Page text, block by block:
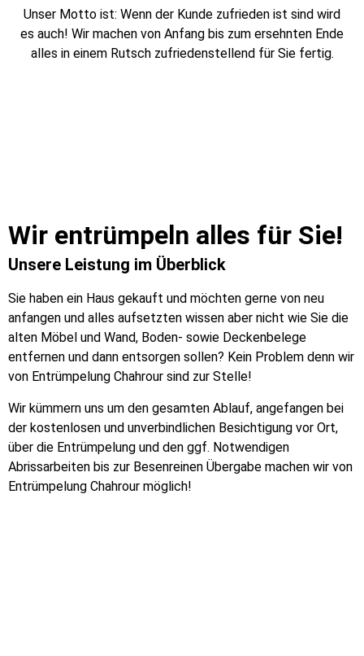
Unser Motto ist: Wenn der Kunde zufrieden ist sind wird
es auch! Wir machen von Anfang bis zum ersehnten Ende
alles in einem Rutsch zufriedenstellend für Sie fertig.
Wir entrümpeln alles für Sie!
Unsere Leistung im Überblick
Sie haben ein Haus gekauft und möchten gerne von neu
anfangen und alles aufsetzten wissen aber nicht wie Sie die
alten Möbel und Wand, Boden- sowie Deckenbelege
entfernen und dann entsorgen sollen? Kein Problem denn wir
von Entrümpelung Chahrour sind zur Stelle!
Wir kümmern uns um den gesamten Ablauf, angefangen bei
der kostenlosen und unverbindlichen Besichtigung vor Ort,
über die Entrümpelung und den ggf. Notwendigen
Abrissarbeiten bis zur Besenreinen Übergabe machen wir von
Entrümpelung Chahrour möglich!